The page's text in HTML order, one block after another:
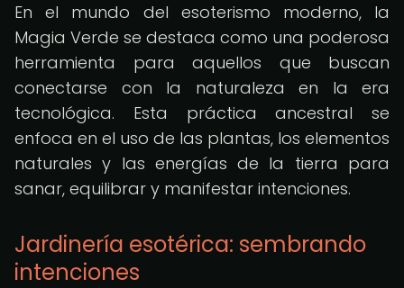
En el mundo del esoterismo moderno, la
Magia Verde se destaca como una poderosa
herramienta para aquellos que buscan
conectarse con la naturaleza en la era
tecnológica. Esta práctica ancestral se
enfoca en el uso de las plantas, los elementos
naturales y las energías de la tierra para
sanar, equilibrar y manifestar intenciones.
Jardinería esotérica: sembrando
intenciones